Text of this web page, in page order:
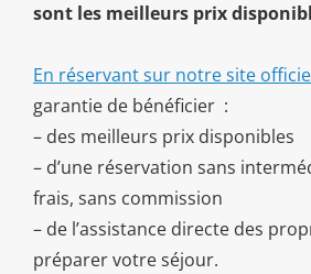
sont les meilleurs prix
En réservant sur notre site
garantie de bénéficier :
– des meilleurs prix disponibles
– d’une réservation sans
frais, sans commission
– de l’assistance directe des
préparer votre séjour.